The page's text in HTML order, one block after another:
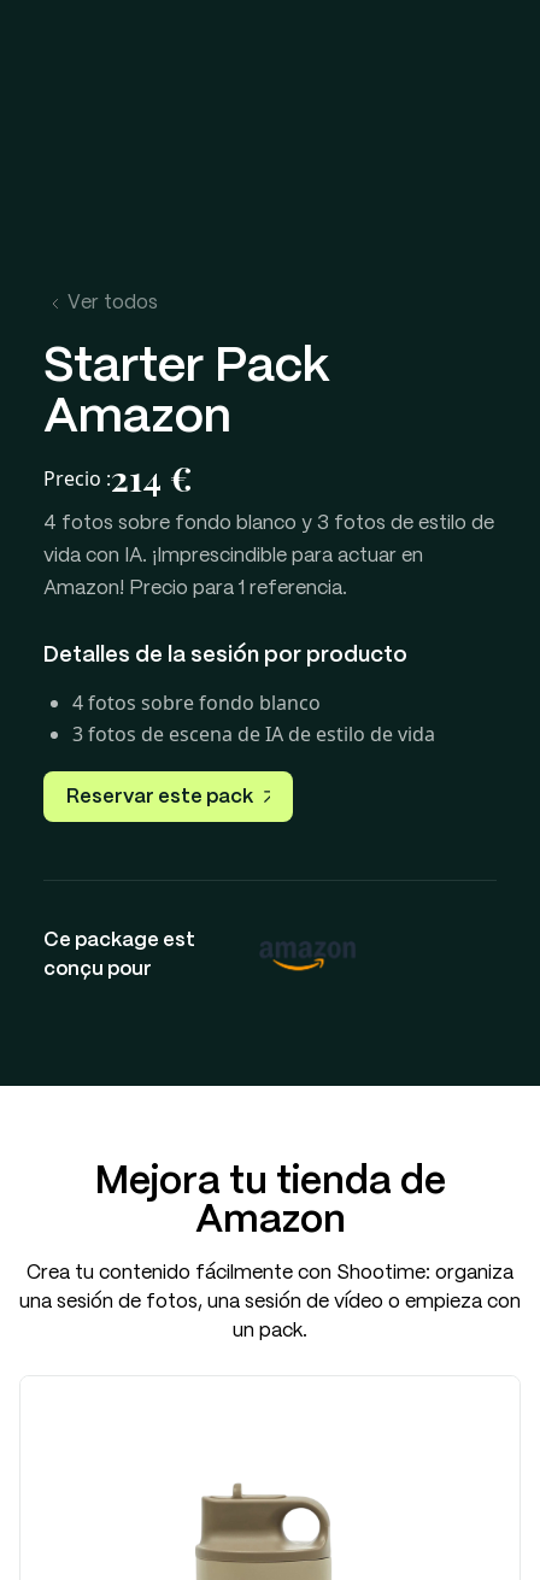
Ver todos
Starter Pack
Amazon
Precio :214 €
4 fotos sobre fondo blanco y 3 fotos de estilo de
vida con IA. ¡Imprescindible para actuar en
Amazon! Precio para 1 referencia.
Detalles de la sesión por producto
4 fotos sobre fondo blanco
3 fotos de escena de IA de estilo de vida
Reservar este pack
Ce package est
conçu pour
Mejora tu tienda de
Amazon
Crea tu contenido fácilmente con Shootime: organiza
una sesión de fotos, una sesión de vídeo o empieza con
un pack.